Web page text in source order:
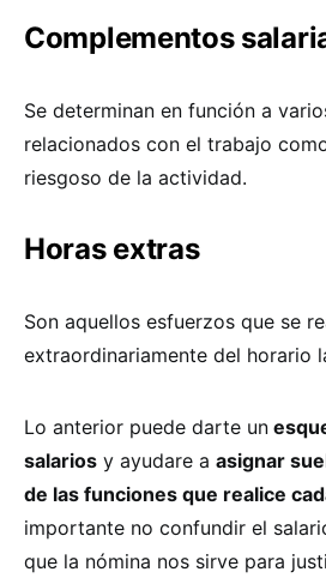
Complementos
Se determinan en función a
relacionados con el trabajo
riesgoso de la actividad.
Horas extras
Son aquellos esfuerzos que se
extraordinariamente del horario
Lo anterior puede darte un
salarios y ayudare a asignar
de las funciones que realice
importante no confundir el
que la nómina nos sirve para